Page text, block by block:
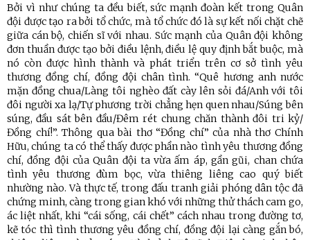
Bởi vì như chúng ta đều biết, sức mạnh đoàn kết trong Quân
đội được tạo ra bởi tổ chức, mà tổ chức đó là sự kết nối chặt chẽ
giữa cán bộ, chiến sĩ với nhau. Sức mạnh của Quân đội không
đơn thuần được tạo bởi điều lệnh, điều lệ quy định bắt buộc, mà
nó còn được hình thành và phát triển trên cơ sở tình yêu
thương đồng chí, đồng đội chân tình. “Quê hương anh nước
mặn đồng chua/Làng tôi nghèo đất cày lên sỏi đá/Anh với tôi
đôi người xa lạ/Tự phương trời chẳng hẹn quen nhau/Súng bên
súng, đầu sát bên đầu/Đêm rét chung chăn thành đôi tri kỷ/
Đồng chí!”. Thông qua bài thơ “Đồng chí” của nhà thơ Chính
Hữu, chúng ta có thể thấy được phần nào tình yêu thương đồng
chí, đồng đội của Quân đội ta vừa ấm áp, gần gũi, chan chứa
tình yêu thương đùm bọc, vừa thiêng liêng cao quý biết
nhường nào. Và thực tế, trong đấu tranh giải phóng dân tộc đã
chứng minh, càng trong gian khó với những thử thách cam go,
ác liệt nhất, khi “cái sống, cái chết” cách nhau trong đường tơ,
kẽ tóc thì tình thương yêu đồng chí, đồng đội lại càng gắn bó,